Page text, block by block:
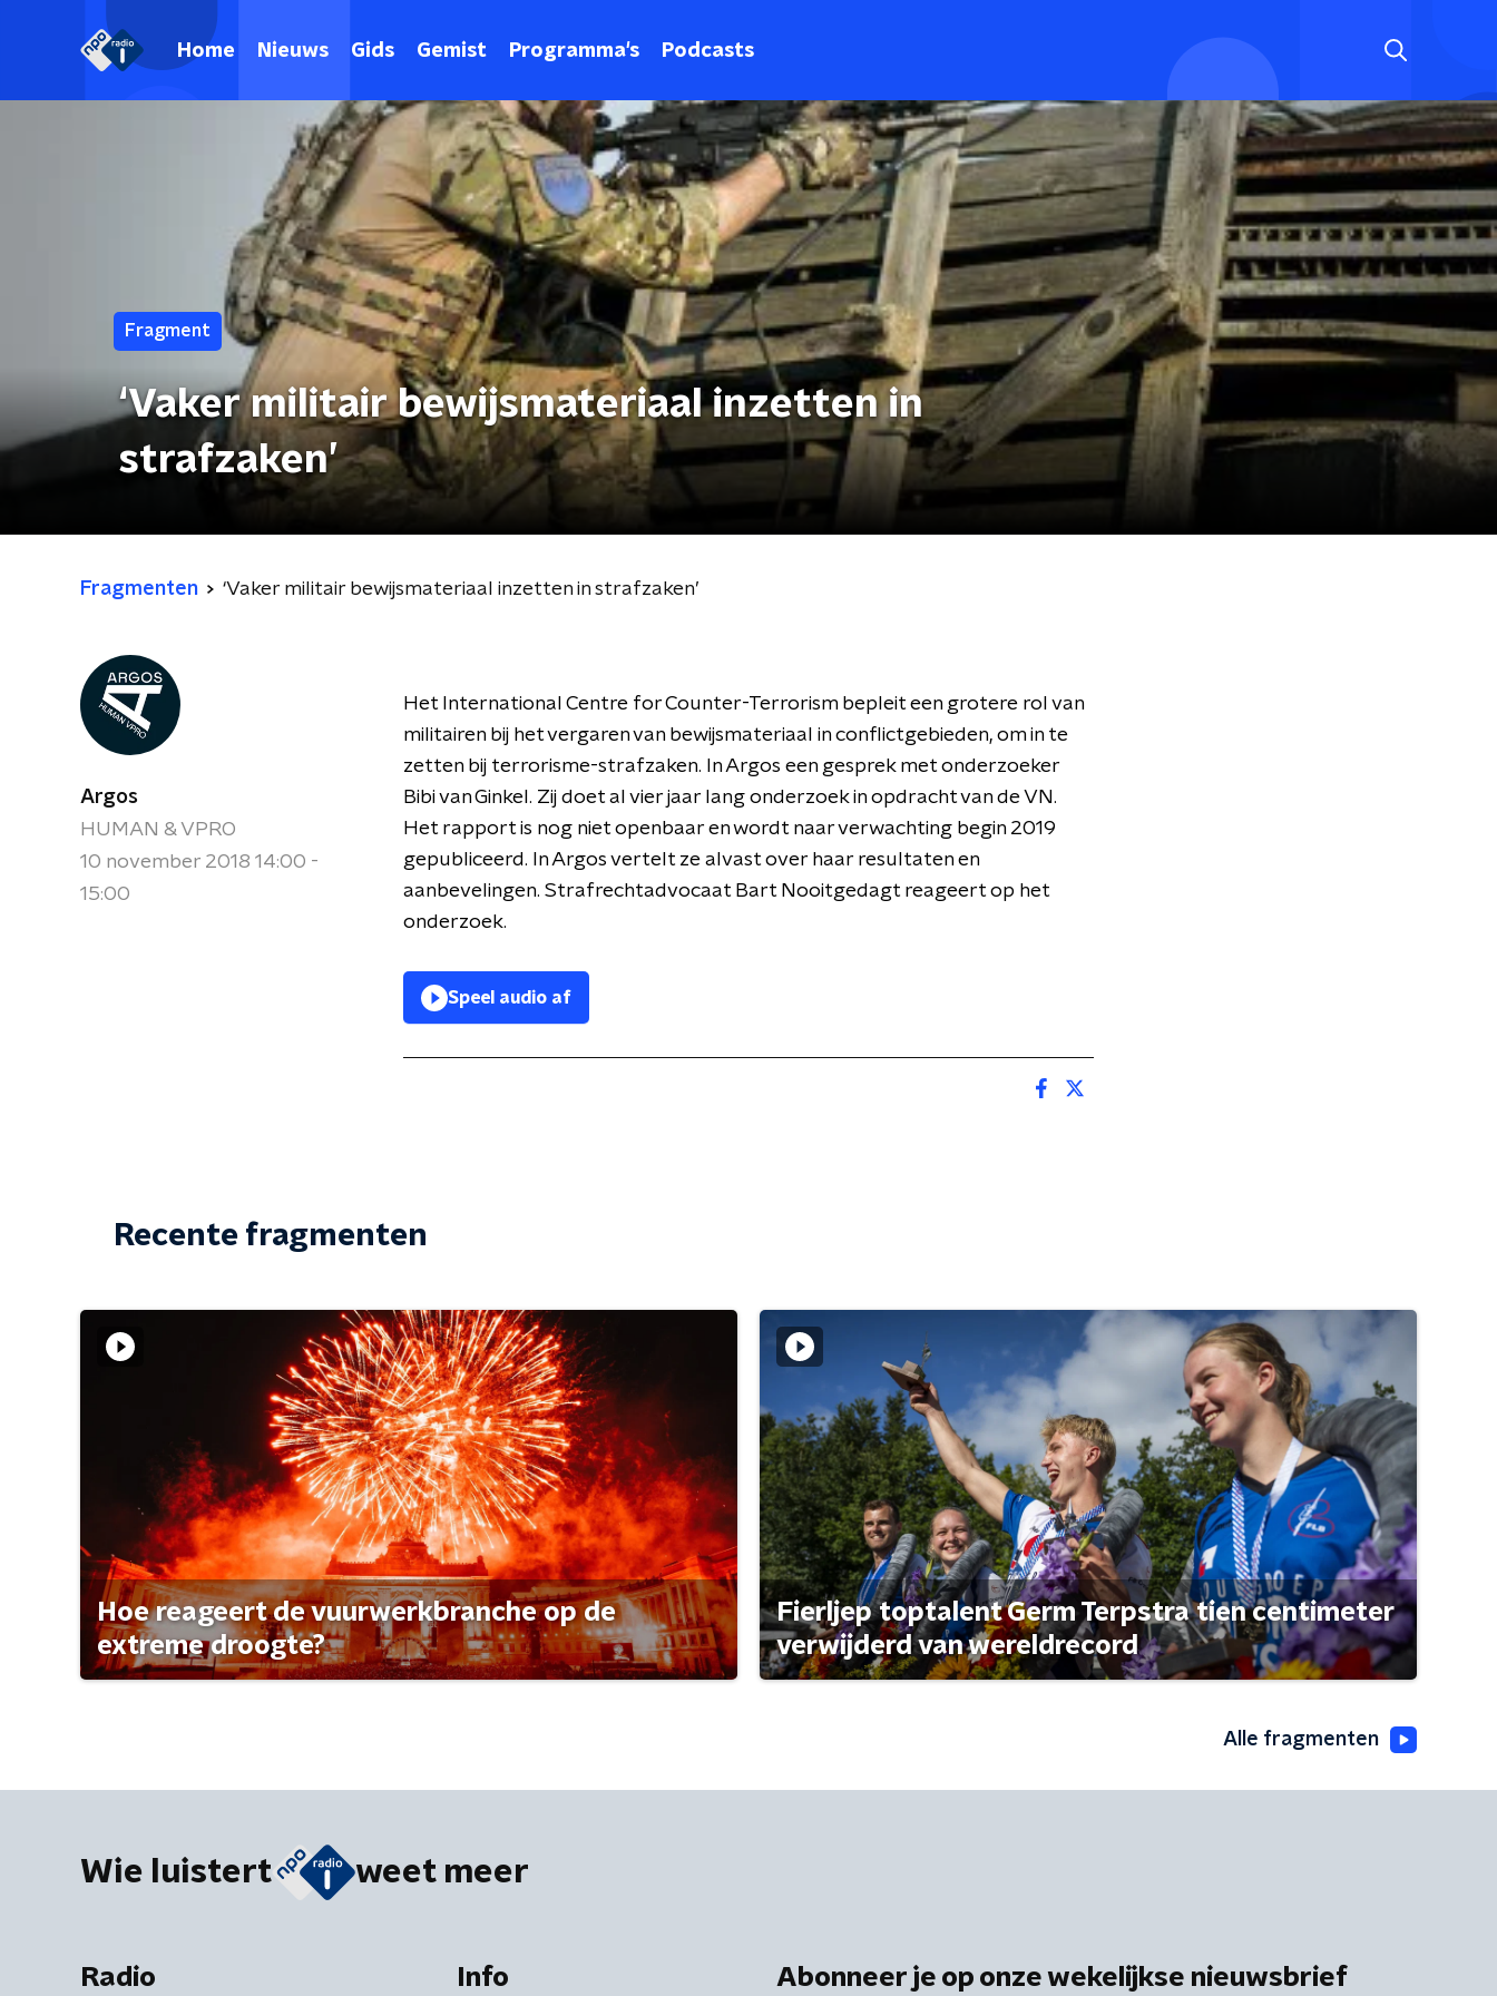
Home Nieuws Gids Gemist Programma's Podcasts
Fragment
‘Vaker militair bewijsmateriaal inzetten in
strafzaken’
Fragmenten ‘Vaker militair bewijsmateriaal inzetten in strafzaken’
Argos
HUMAN & VPRO
10 november 2018 14:00 -
15:00
Het International Centre for Counter-Terrorism bepleit een grotere rol van
militairen bij het vergaren van bewijsmateriaal in conflictgebieden, om in te
zetten bij terrorisme-strafzaken. In Argos een gesprek met onderzoeker
Bibi van Ginkel. Zij doet al vier jaar lang onderzoek in opdracht van de VN.
Het rapport is nog niet openbaar en wordt naar verwachting begin 2019
gepubliceerd. In Argos vertelt ze alvast over haar resultaten en
aanbevelingen. Strafrechtadvocaat Bart Nooitgedagt reageert op het
onderzoek.
Speel audio af
Recente fragmenten
Hoe reageert de vuurwerkbranche op de
extreme droogte?
Fierljep toptalent Germ Terpstra tien centimeter
verwijderd van wereldrecord
Alle fragmenten
Wie luistert weet meer
Radio Info Abonneer je op onze wekelijkse nieuwsbrief